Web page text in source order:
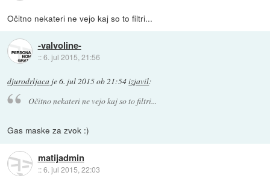
Očitno nekateri ne vejo kaj so to filtri...
-valvoline-
::6. jul 2015, 21:56
djurodrljaca je6. jul 2015 ob 21:54izjavil:
Očitno nekateri ne vejo kaj so to filtri...
Gas maske za zvok :)
matijadmin
::6. jul 2015, 22:03